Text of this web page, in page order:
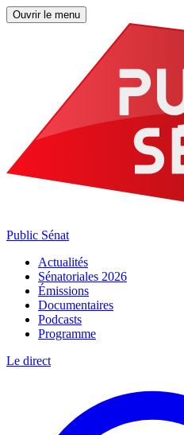
Ouvrir le menu
Public Sénat
Actualités
Sénatoriales 2026
Émissions
Documentaires
Podcasts
Programme
Le direct